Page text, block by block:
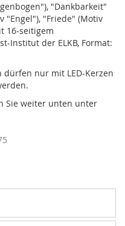
"Dankbarkeit"
"Engel"), "Friede" (Motiv
16-seitigem
Institut der ELKB, Format:
nur mit LED-Kerzen
Sie weiter unten unter